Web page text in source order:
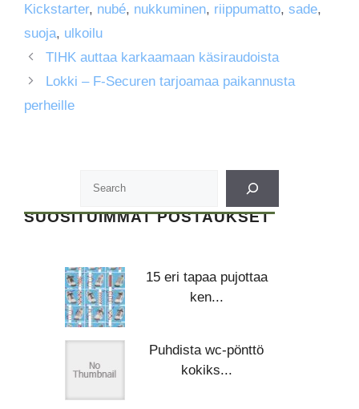
Kickstarter, nubé, nukkuminen, riippumatto, sade,
suoja, ulkoilu
TIHK auttaa karkaamaan käsiraudoista
Lokki – F-Securen tarjoamaa paikannusta
perheille
SUOSITUIMMAT POSTAUKSET
15 eri tapaa pujottaa
ken...
Puhdista wc-pönttö
kokiks...